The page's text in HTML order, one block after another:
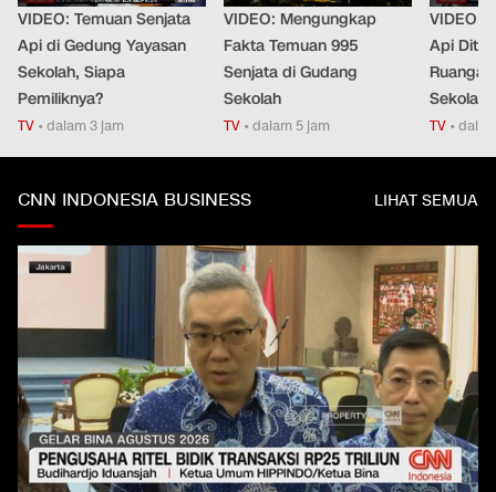
VIDEO: Temuan Senjata
Api di Gedung Yayasan
Sekolah, Siapa
Pemiliknya?
TV •dalam 3 jam
VIDEO: Mengungkap
Fakta Temuan 995
Senjata di Gudang
Sekolah
TV •dalam 5 jam
VIDEO:
Api
Sekolah
TV •
CNN INDONESIA BUSINESS LIHAT SEMUA